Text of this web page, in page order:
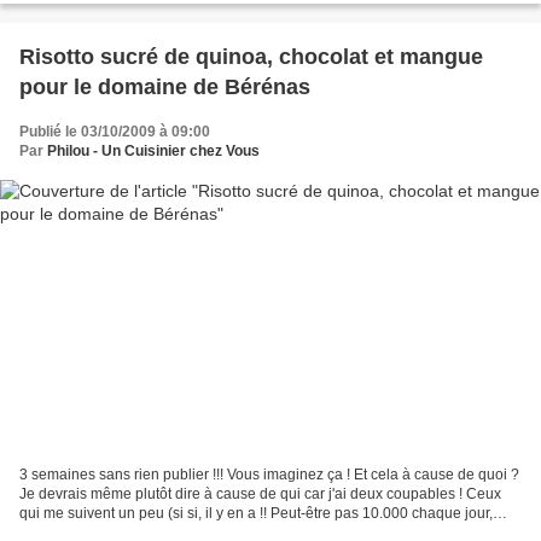
Risotto sucré de quinoa, chocolat et mangue
pour le domaine de Bérénas
Publié le 03/10/2009 à 09:00
Par Philou - Un Cuisinier chez Vous
3 semaines sans rien publier !!! Vous imaginez ça ! Et cela à cause de quoi ?
Je devrais même plutôt dire à cause de qui car j'ai deux coupables ! Ceux
qui me suivent un peu (si si, il y en a !! Peut-être pas 10.000 chaque jour,